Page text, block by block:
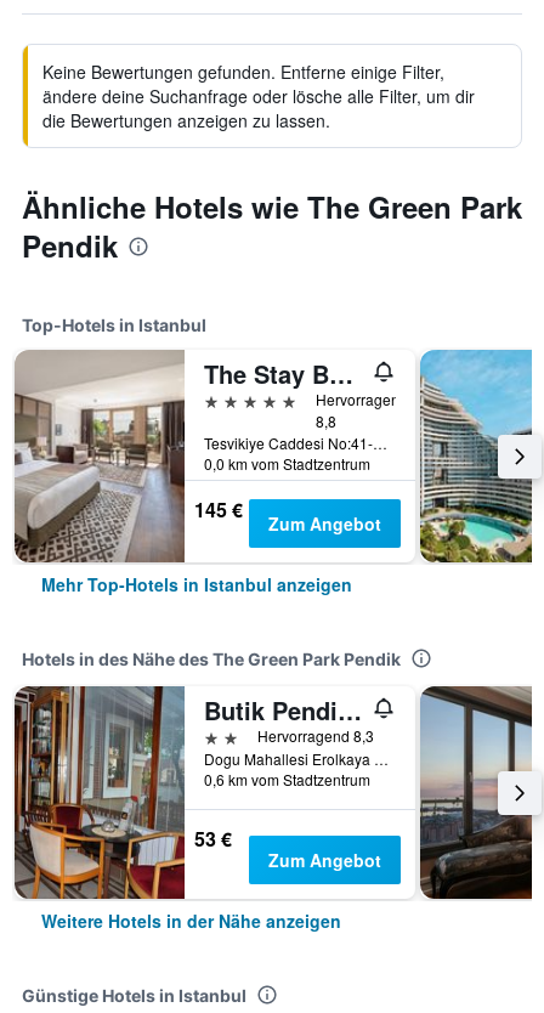
Keine Bewertungen gefunden. Entferne einige Filter,
ändere deine Suchanfrage oder lösche alle Filter, um dir
die Bewertungen anzeigen zu lassen.
Ähnliche Hotels wie The Green Park
Pendik
Top-Hotels in Istanbul
The Stay Boulevard Nisantasi
5 Sterne
Hervorragend
8,8
Tesvikiye Caddesi No:41-41A Nisantasi, Istanbul, Türkei
0,0 km vom Stadtzentrum
145 € Zum Angebot
Mehr Top-Hotels in Istanbul anzeigen
Hotels in des Nähe des The Green Park Pendik
Butik Pendik Hotel
2 SterneHervorragend 8,3
Dogu Mahallesi Erolkaya Caddesi No:172, Istanbul, Türkei
0,6 km vom Stadtzentrum
53 €
Zum Angebot
Weitere Hotels in der Nähe anzeigen
Günstige Hotels in Istanbul